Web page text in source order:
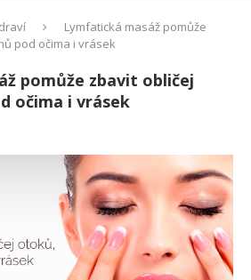
Lymfatická masáž pomůže
pod očima i vrásek
pomůže zbavit obličej
očima i vrásek